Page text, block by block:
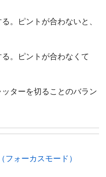
。ピントが合わないと、
。ピントが合わなくて
ターを切ることのバラン
フォーカスモード ）